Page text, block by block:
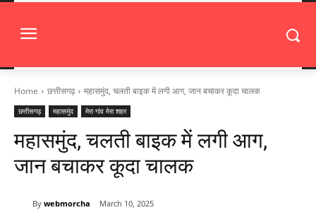
Home छत्तीसगढ़ महासमुंद, चलती बाइक में लगी आग, जान बचाकर कूदा चालक
छत्तीसगढ़ महासमुंद मेरा गांव मेरा शहर
महासमुंद, चलती बाइक में लगी आग,
जान बचाकर कूदा चालक
By webmorcha March 10, 2025